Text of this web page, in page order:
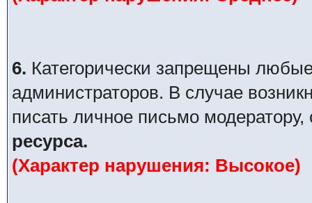
6. Категорически запрещены
администраторов. В случае
писать личное письмо
ресурса.
(Характер нарушения: Высокое)